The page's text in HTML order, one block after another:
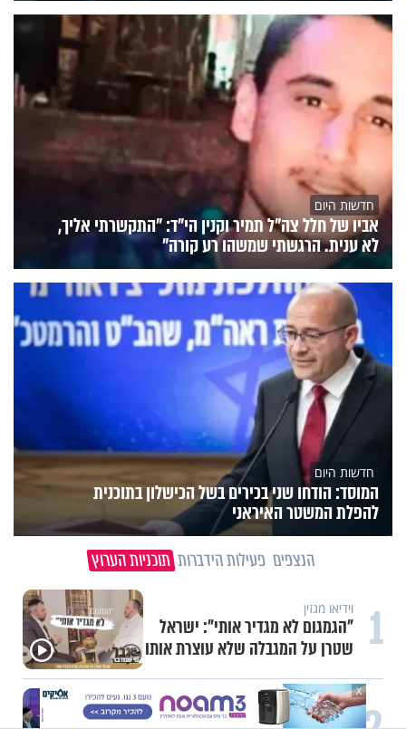
חדשות היום
אביו של חלל צה"ל תמיר וקנין הי"ד: "התקשרתי אליך,
לא ענית. הרגשתי שמשהו רע קורה"
חדשות היום
המוסד: הודחו שני בכירים בשל הכישלון בתוכנית
להפלת המשטר האיראני
הנצפים פעילות הידברות תוכניות הערוץ
1 וידיאו מגזין
"הגמגום לא מגדיר אותי": ישראל
שטרן על המגבלה שלא עוצרת אותו
תכני ערוץ הידברות
X